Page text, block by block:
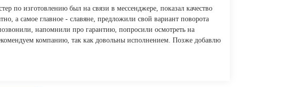
по изготовлению был на связи в мессенджере, показал качество
а самое главное - славяне, предложили свой вариант поворота
напомнили про гарантию, попросили осмотреть на
компанию, так как довольны исполнением. Позже добавлю